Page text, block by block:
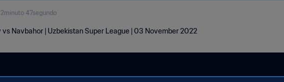
2minuto 47segundo
vs Navbahor | Uzbekistan Super League | 03 November 2022